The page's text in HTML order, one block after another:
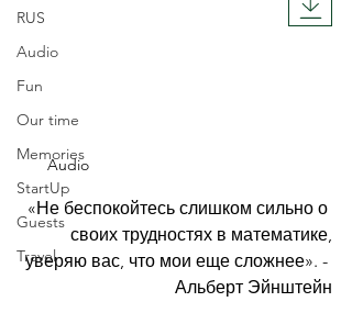
RUS
Audio
Fun
Our time
Memories
StartUp
Guests
Travel
Audio
«Не беспокойтесь слишком сильно о
своих трудностях в математике,
уверяю вас, что мои еще сложнее». -
Альберт Эйнштейн